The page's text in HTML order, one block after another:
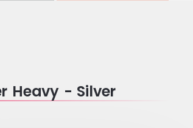
Heavy - Silver